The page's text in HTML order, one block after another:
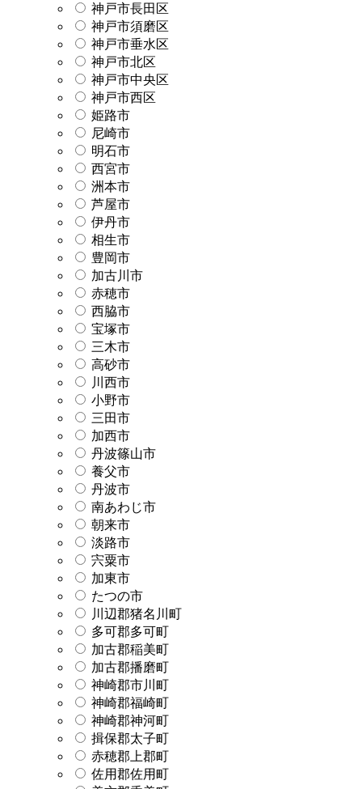
神戸市長田区
神戸市須磨区
神戸市垂水区
神戸市北区
神戸市中央区
神戸市西区
姫路市
尼崎市
明石市
西宮市
洲本市
芦屋市
伊丹市
相生市
豊岡市
加古川市
赤穂市
西脇市
宝塚市
三木市
高砂市
川西市
小野市
三田市
加西市
丹波篠山市
養父市
丹波市
南あわじ市
朝来市
淡路市
宍粟市
加東市
たつの市
川辺郡猪名川町
多可郡多可町
加古郡稲美町
加古郡播磨町
神崎郡市川町
神崎郡福崎町
神崎郡神河町
揖保郡太子町
赤穂郡上郡町
佐用郡佐用町